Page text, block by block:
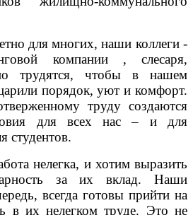
для многих, наши коллеги -
компании , слесаря,
трудятся, чтобы в нашем
порядок, уют и комфорт.
труду создаются
для всех нас – и для
студентов.
нелегка, и хотим выразить
за их вклад. Наши
всегда готовы прийти на
в их нелегком труде. Это не